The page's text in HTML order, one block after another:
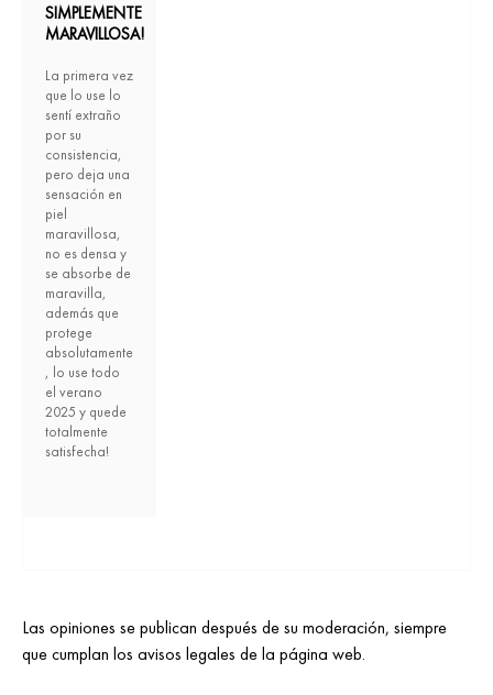
SIMPLEMENTE
MARAVILLOSA!
La primera vez
que lo use lo
sentí extraño
por su
consistencia,
pero deja una
sensación en
piel
maravillosa,
no es densa y
se absorbe de
maravilla,
además que
protege
absolutamente
, lo use todo
el verano
2025 y quede
totalmente
satisfecha!
Las opiniones se publican después de su moderación, siempre
que cumplan los avisos legales de la página web.